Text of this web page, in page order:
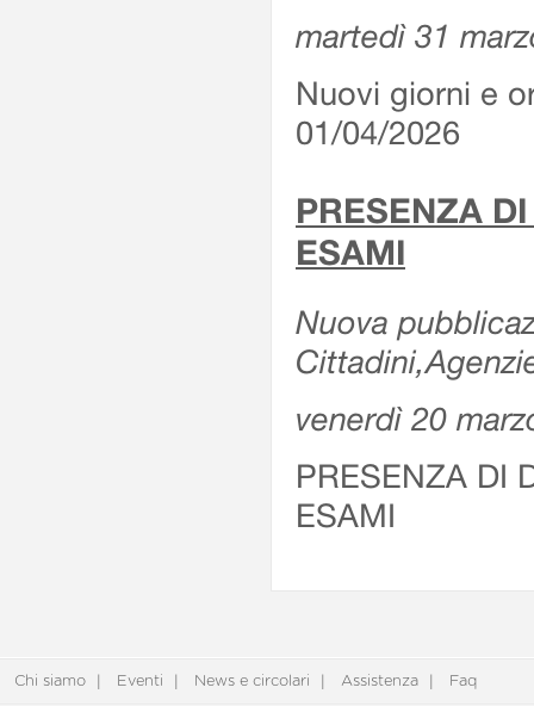
martedì 31
Nuovi giorni e
01/04/2026
PRESENZA
ESAMI
Nuova
venerdì 20
PRESENZA DI
ESAMI
Chi siamo Eventi News e circolari Assistenza Faq